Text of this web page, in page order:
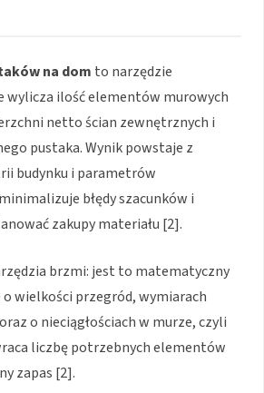
na dom to narzędzie
ilość elementów murowych
netto ścian zewnętrznych i
pustaka. Wynik powstaje z
budynku i parametrów
błędy szacunków i
zakupy materiału [2].
brzmi: jest to matematyczny
o wielkości przegród, wymiarach
o nieciągłościach w murze, czyli
liczbę potrzebnych elementów
zapas [2].